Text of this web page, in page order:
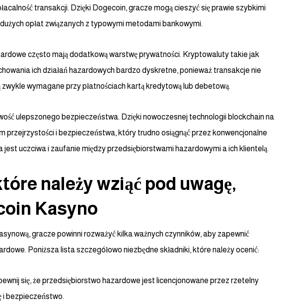
transakcji. Dzięki Dogecoin, gracze mogą cieszyć się prawie szybkimi
opłat związanych z typowymi metodami bankowymi.
często mają dodatkową warstwę prywatności. Kryptowaluty takie jak
ich działań hazardowych bardzo dyskretne, ponieważ transakcje nie
wymagane przy płatnościach kartą kredytową lub debetową.
ulepszonego bezpieczeństwa. Dzięki nowoczesnej technologii blockchain na
przejrzystości i bezpieczeństwa, który trudno osiągnąć przez konwencjonalne
uczciwa i zaufanie między przedsiębiorstwami hazardowymi a ich klientelą.
należy wziąć pod uwagę,
Kasyno
gracze powinni rozważyć kilka ważnych czynników, aby zapewnić
Poniższa lista szczegółowo niezbędne składniki, które należy ocenić:
się, że przedsiębiorstwo hazardowe jest licencjonowane przez rzetelny
i bezpieczeństwo.